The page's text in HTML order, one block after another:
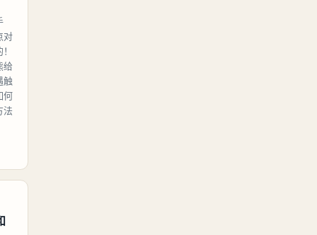
对
给
触
何
法